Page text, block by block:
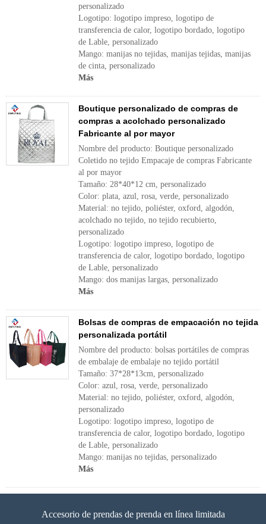
personalizado
Logotipo: logotipo impreso, logotipo de
transferencia de calor, logotipo bordado, logotipo
de Lable, personalizado
Mango: manijas no tejidas, manijas tejidas, manijas
de cinta, personalizado
Más
Boutique personalizado de compras de
compras a acolchado personalizado
Fabricante al por mayor
Nombre del producto: Boutique personalizado
Coletido no tejido Empacaje de compras Fabricante
al por mayor
Tamaño: 28*40*12 cm, personalizado
Color: plata, azul, rosa, verde, personalizado
Material: no tejido, poliéster, oxford, algodón,
acolchado no tejido, no tejido recubierto,
personalizado
Logotipo: logotipo impreso, logotipo de
transferencia de calor, logotipo bordado, logotipo
de Lable, personalizado
Mango: dos manijas largas, personalizado
Más
Bolsas de compras de empacación no tejida
personalizada portátil
Nombre del producto: bolsas portátiles de compras
de embalaje de embalaje no tejido portátil
Tamaño: 37*28*13cm, personalizado
Color: azul, rosa, verde, personalizado
Material: no tejido, poliéster, oxford, algodón,
personalizado
Logotipo: logotipo impreso, logotipo de
transferencia de calor, logotipo bordado, logotipo
de Lable, personalizado
Mango: manijas no tejidas, personalizado
Más
Accesorio de prendas de prenda en línea limitada